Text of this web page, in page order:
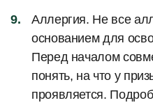
Аллергия. Не все
основанием для
Перед началом
понять, на что у
проявляется.